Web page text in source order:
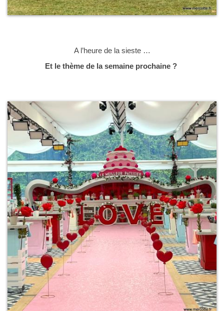
A l’heure de la sieste …
Et le thème de la semaine prochaine ?